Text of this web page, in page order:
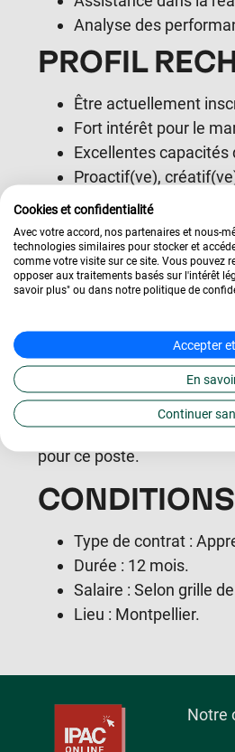
Analyse des
PROFIL
Être actuellement
Fort intérêt pour le
Excellentes
Proactif(ve),
Compétence dans
Connaissance des
Sensibilité
Aptitude à travailler
Pour postuler, veuillez
pour ce poste.
CONDITIONS
Type de contrat :
Durée : 12 mois.
Salaire : Selon grille
Lieu : Montpellier.
Notre
Cookies et confidentialité
Avec votre accord, nos partenaires et nous-
technologies similaires pour stocker et
comme votre visite sur ce site. Vous pouvez
opposer aux traitements basés sur l'intérêt
savoir plus" ou dans notre politique de
Accepter
En
Continuer